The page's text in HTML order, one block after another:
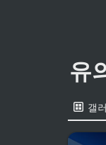
유
갤